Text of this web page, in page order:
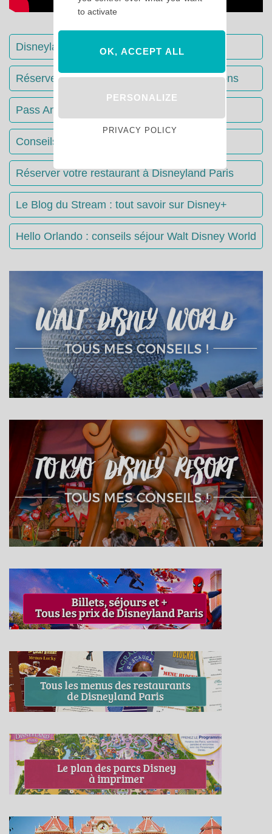
Disneyland Paris : Le guide complet
Réserver votre séjour : toutes les informations
Pass Annuels Disney : informations
Conseils & Astuces Disneyland Paris
Réserver votre restaurant à Disneyland Paris
Le Blog du Stream : tout savoir sur Disney+
Hello Orlando : conseils séjour Walt Disney World
to activate
OK, ACCEPT ALL
PERSONALIZE
PRIVACY POLICY